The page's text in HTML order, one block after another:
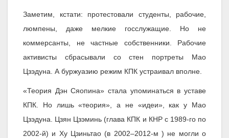
Заметим, кстати: протестовали студенты, рабочие,
люмпены, даже мелкие госслужащие. Но не
коммерсанты, не частные собственники. Рабочие
активисты сбрасывали со стен портреты Мао
Цзэдуна. А буржуазию режим КПК устраивал вполне.
«Теория Дэн Сяопина» стала упоминаться в уставе
КПК. Но лишь «теория», а не «идеи», как у Мао
Цзэдуна. Цзян Цзэминь (глава КПК и КНР с 1989-го по
2002-й) и Ху Цзиньтао (в 2002–2012-м ) не могли о